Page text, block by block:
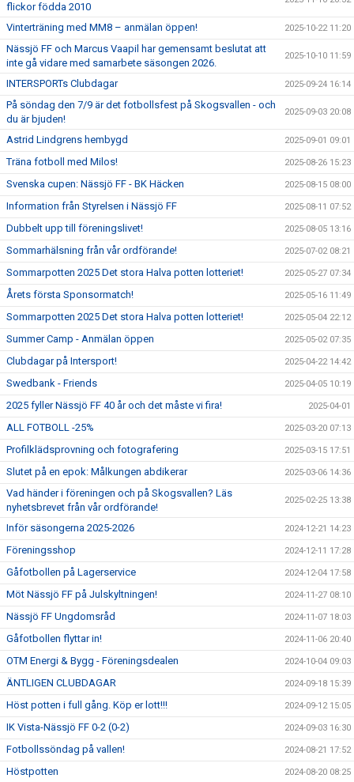
flickor födda 2010
Vinterträning med MM8 – anmälan öppen! 2025-10-22 11:20
Nässjö FF och Marcus Vaapil har gemensamt beslutat att
inte gå vidare med samarbete säsongen 2026.
2025-10-10 11:59
INTERSPORTs Clubdagar 2025-09-24 16:14
På söndag den 7/9 är det fotbollsfest på Skogsvallen - och
du är bjuden!
2025-09-03 20:08
Astrid Lindgrens hembygd 2025-09-01 09:01
Träna fotboll med Milos! 2025-08-26 15:23
Svenska cupen: Nässjö FF - BK Häcken 2025-08-15 08:00
Information från Styrelsen i Nässjö FF 2025-08-11 07:52
Dubbelt upp till föreningslivet! 2025-08-05 13:16
Sommarhälsning från vår ordförande! 2025-07-02 08:21
Sommarpotten 2025 Det stora Halva potten lotteriet! 2025-05-27 07:34
Årets första Sponsormatch! 2025-05-16 11:49
Sommarpotten 2025 Det stora Halva potten lotteriet! 2025-05-04 22:12
Summer Camp - Anmälan öppen 2025-05-02 07:35
Clubdagar på Intersport! 2025-04-22 14:42
Swedbank - Friends 2025-04-05 10:19
2025 fyller Nässjö FF 40 år och det måste vi fira! 2025-04-01
ALL FOTBOLL -25% 2025-03-20 07:13
Profilklädsprovning och fotografering 2025-03-15 17:51
Slutet på en epok: Målkungen abdikerar 2025-03-06 14:36
Vad händer i föreningen och på Skogsvallen? Läs
nyhetsbrevet från vår ordförande!
2025-02-25 13:38
Inför säsongerna 2025-2026 2024-12-21 14:23
Föreningsshop 2024-12-11 17:28
Gåfotbollen på Lagerservice 2024-12-04 17:58
Möt Nässjö FF på Julskyltningen! 2024-11-27 08:10
Nässjö FF Ungdomsråd 2024-11-07 18:03
Gåfotbollen flyttar in! 2024-11-06 20:40
OTM Energi & Bygg - Föreningsdealen 2024-10-04 09:03
ÄNTLIGEN CLUBDAGAR 2024-09-18 15:39
Höst potten i full gång. Köp er lott!!! 2024-09-12 15:05
IK Vista-Nässjö FF 0-2 (0-2) 2024-09-03 16:30
Fotbollssöndag på vallen! 2024-08-21 17:52
Höstpotten 2024-08-20 08:25